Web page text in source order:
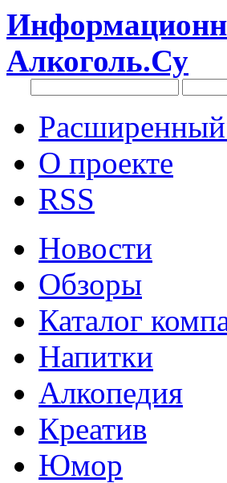
Алкоголь.Су
О проекте
RSS
Новости
Обзоры
Каталог
Напитки
Алкопедия
Креатив
Юмор